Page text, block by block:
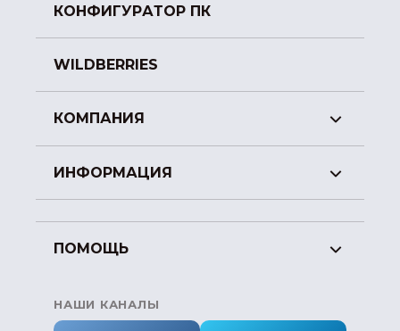
КОНФИГУРАТОР ПК
WILDBERRIES
КОМПАНИЯ
ИНФОРМАЦИЯ
ПОМОЩЬ
НАШИ КАНАЛЫ